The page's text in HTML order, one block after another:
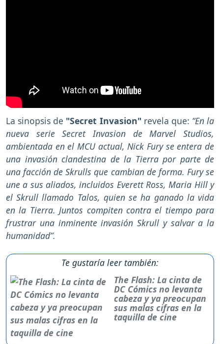
La sinopsis de "Secret Invasion" revela que: “En la
nueva serie Secret Invasion de Marvel Studios,
ambientada en el MCU actual, Nick Fury se entera de
una invasión clandestina de la Tierra por parte de
una facción de Skrulls que cambian de forma. Fury se
une a sus aliados, incluidos Everett Ross, Maria Hill y
el Skrull llamado Talos, quien se ha ganado la vida
en la Tierra. Juntos compiten contra el tiempo para
frustrar una inminente invasión Skrull y salvar a la
humanidad”.
Te gustaría leer también:
The Flash: La cinta de
DC Cómics no levanta
cabeza y ya preocupan
sus malas cifras en la
taquilla de cine